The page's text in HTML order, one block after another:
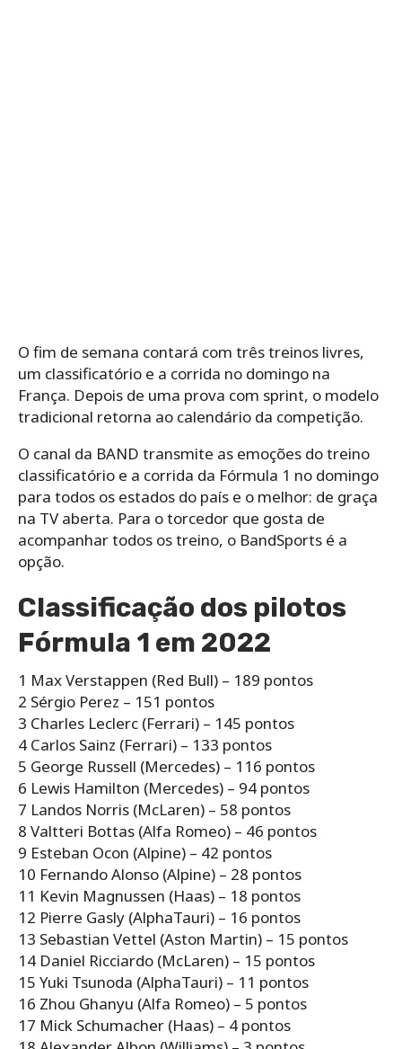
O fim de semana contará com três treinos livres,
um classificatório e a corrida no domingo na
França. Depois de uma prova com sprint, o modelo
tradicional retorna ao calendário da competição.
O canal da BAND transmite as emoções do treino
classificatório e a corrida da Fórmula 1 no domingo
para todos os estados do país e o melhor: de graça
na TV aberta. Para o torcedor que gosta de
acompanhar todos os treino, o BandSports é a
opção.
Classificação dos pilotos
Fórmula 1 em 2022
1 Max Verstappen (Red Bull) – 189 pontos
2 Sérgio Perez – 151 pontos
3 Charles Leclerc (Ferrari) – 145 pontos
4 Carlos Sainz (Ferrari) – 133 pontos
5 George Russell (Mercedes) – 116 pontos
6 Lewis Hamilton (Mercedes) – 94 pontos
7 Landos Norris (McLaren) – 58 pontos
8 Valtteri Bottas (Alfa Romeo) – 46 pontos
9 Esteban Ocon (Alpine) – 42 pontos
10 Fernando Alonso (Alpine) – 28 pontos
11 Kevin Magnussen (Haas) – 18 pontos
12 Pierre Gasly (AlphaTauri) – 16 pontos
13 Sebastian Vettel (Aston Martin) – 15 pontos
14 Daniel Ricciardo (McLaren) – 15 pontos
15 Yuki Tsunoda (AlphaTauri) – 11 pontos
16 Zhou Ghanyu (Alfa Romeo) – 5 pontos
17 Mick Schumacher (Haas) – 4 pontos